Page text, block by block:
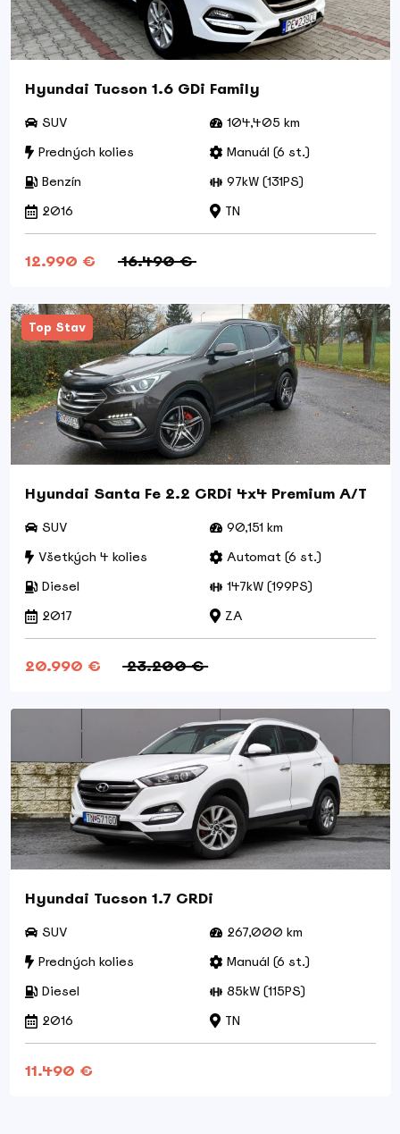
Hyundai Tucson 1.6 GDi Family
SUV
104,405 km
Predných kolies
Manuál (6 st.)
Benzín
97kW (131PS)
2016
TN
12.990 € 16.490 €
Top Stav
Hyundai Santa Fe 2.2 CRDi 4x4 Premium A/T
SUV
90,151 km
Všetkých 4 kolies
Automat (6 st.)
Diesel
147kW (199PS)
2017
ZA
20.990 € 23.200 €
Hyundai Tucson 1.7 CRDi
SUV
267,000 km
Predných kolies
Manuál (6 st.)
Diesel
85kW (115PS)
2016
TN
11.490 €